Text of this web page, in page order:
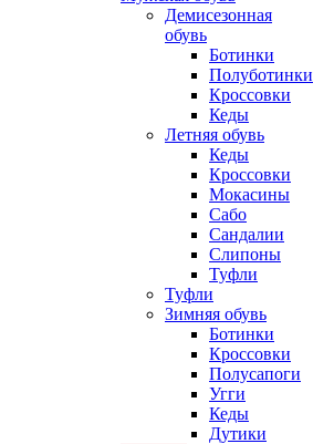
Демисезонная
обувь
Ботинки
Полуботинки
Кроссовки
Кеды
Летняя обувь
Кеды
Кроссовки
Мокасины
Сабо
Сандалии
Слипоны
Туфли
Туфли
Зимняя обувь
Ботинки
Кроссовки
Полусапоги
Угги
Кеды
Дутики